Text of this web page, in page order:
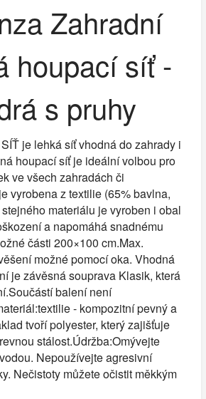
Zahradní
houpací síť -
s pruhy
je lehká síť vhodná do zahrady i
houpací síť je ideální volbou pro
ve všech zahradách či
vyrobena z textilie (65% bavlna,
materiálu je vyroben i obal
a napomáhá snadnému
části 200×100 cm.Max.
možné pomocí oka. Vhodná
je závěsná souprava Klasik, která
balení není
- kompozitní pevný a
tvoří polyester, který zajišťuje
stálost.Údržba:Omývejte
Nepoužívejte agresivní
Nečistoty můžete očistit měkkým